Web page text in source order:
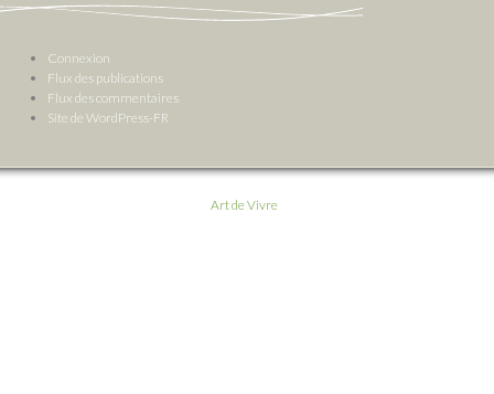
Connexion
Flux des publications
Flux des commentaires
Site de WordPress-FR
Art de Vivre